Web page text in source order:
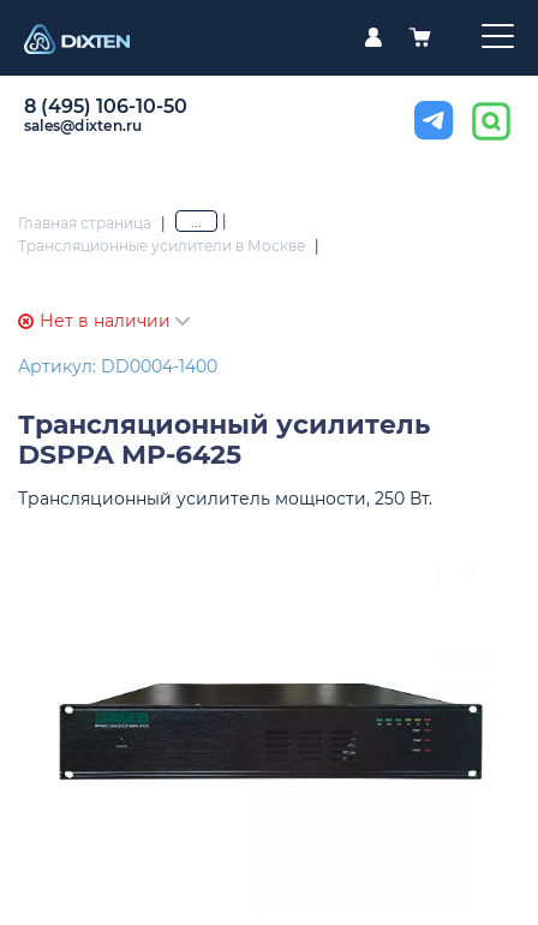
8 (495) 106-10-50
sales@dixten.ru
Главная страница | ...
Трансляционные усилители в Москве
Нет в наличии
Артикул: DD0004-1400
Трансляционный усилитель
DSPPA MP-6425
Трансляционный усилитель мощности, 250 Вт.